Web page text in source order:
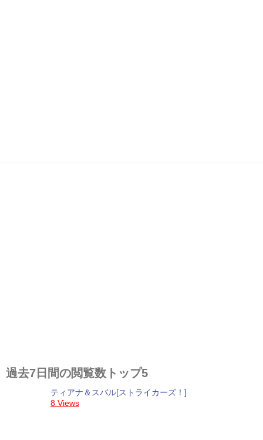
過去7日間の閲覧数トップ5
ティアナ＆スバル[ストライカーズ！]
8 Views